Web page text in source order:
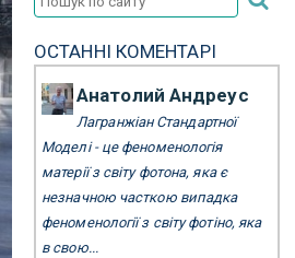
ОСТАННІ КОМЕНТАРІ
Анатолий Андреус
Лагранжіан Стандартної
Моделі - це феноменологія
матерії з світу фотона, яка є
незначною часткою випадка
феноменології з світу фотіно, яка
в свою...